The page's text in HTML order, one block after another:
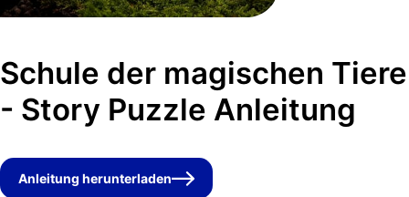
Schule der magischen Tiere
- Story Puzzle Anleitung
Anleitung herunterladen